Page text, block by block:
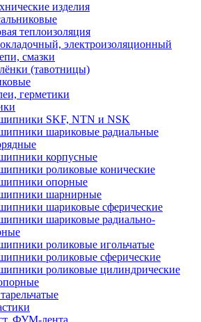
изделия
теплоизоляция
электроизоляционный
смазки
(тавотницы)
герметики
SKF, NTN и NSK
шариковые радиальные
корпусные
роликовые конические
опорные
шарнирные
шариковые сферические
шариковые радиально-
роликовые игольчатые
роликовые сферические
роликовые цилиндрические
ФУМ-лента